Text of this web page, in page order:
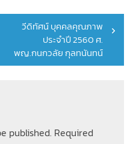
วีดิทัศน์ บุคคลคุณภาพ
ประจำปี 2560 ศ.
พญ.กนกวลัย กุลทนันทน์
published. Required